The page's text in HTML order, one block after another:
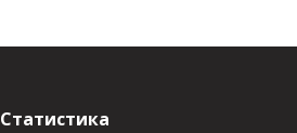
Статистика